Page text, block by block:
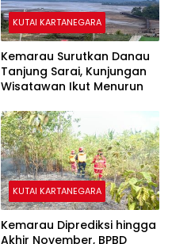
KUTAI KARTANEGARA
Kemarau Surutkan Danau
Tanjung Sarai, Kunjungan
Wisatawan Ikut Menurun
KUTAI KARTANEGARA
Kemarau Diprediksi hingga
Akhir November, BPBD